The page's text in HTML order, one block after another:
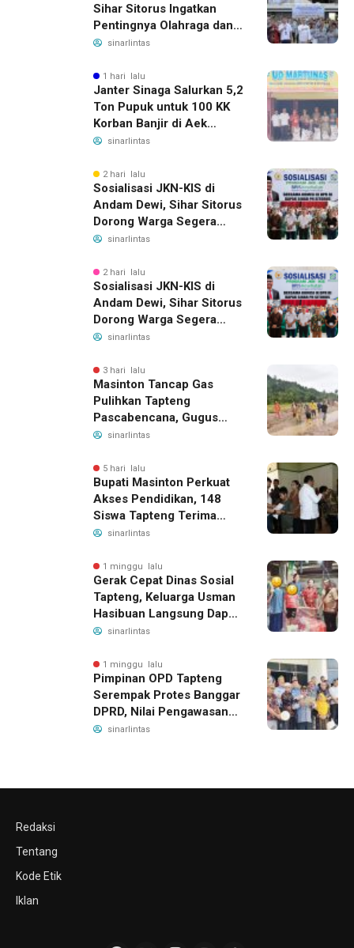
Sihar Sitorus Ingatkan
Pentingnya Olahraga dan
Deteksi Dini Penyakit
sinarlintas
1 hari lalu
Janter Sinaga Salurkan 5,2
Ton Pupuk untuk 100 KK
Korban Banjir di Aek
Horsik
sinarlintas
2 hari lalu
Sosialisasi JKN-KIS di
Andam Dewi, Sihar Sitorus
Dorong Warga Segera
Daftar BPJS Kesehatan
sinarlintas
2 hari lalu
Sosialisasi JKN-KIS di
Andam Dewi, Sihar Sitorus
Dorong Warga Segera
Daftar BPJS Kesehatan
sinarlintas
3 hari lalu
Masinton Tancap Gas
Pulihkan Tapteng
Pascabencana, Gugus
Tugas SAHATA SAOLOAN
Ancaman Banjir
sinarlintas
5 hari lalu
Bupati Masinton Perkuat
Akses Pendidikan, 148
Siswa Tapteng Terima
Bantuan Program
sinarlintas
1 minggu lalu
Gerak Cepat Dinas Sosial
Tapteng, Keluarga Usman
Hasibuan Langsung Dapat
Bantuan dan Penanganan
sinarlintas
1 minggu lalu
Pimpinan OPD Tapteng
Serempak Protes Banggar
DPRD, Nilai Pengawasan
Bergeser Jadi
sinarlintas
Redaksi
Tentang
Kode Etik
Iklan